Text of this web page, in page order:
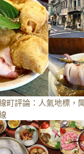
町評論：人氣地標，